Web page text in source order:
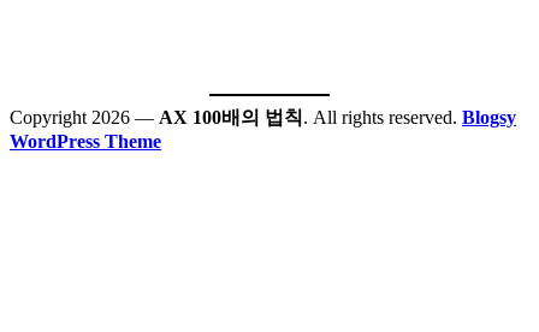
Copyright 2026 — AX 100배의 법칙. All rights reserved. Blogsy
WordPress Theme